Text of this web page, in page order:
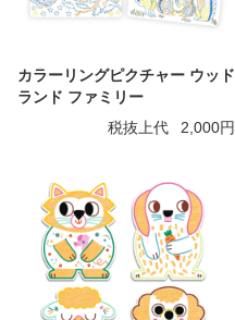
カラーリングピクチャー ウッド
ランド ファミリー
税抜上代
2,000円